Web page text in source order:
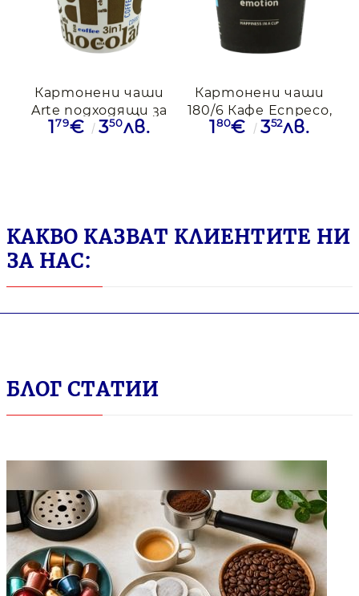
Картонени чаши
Arte подходящи за
вендинг
179€ 350лв.
Картонени чаши
180/6 Кафе Еспресо,
100бр
1 80€ 352лв.
КАКВО КАЗВАТ КЛИЕНТИТЕ НИ
ЗА НАС:
БЛОГ СТАТИИ